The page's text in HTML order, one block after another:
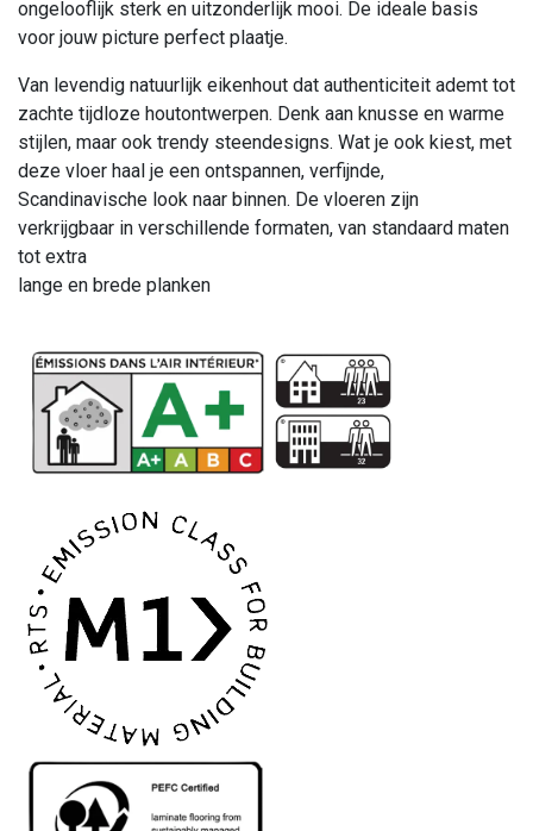
ongelooflijk sterk en uitzonderlijk mooi. De ideale basis
voor jouw picture perfect plaatje.
Van levendig natuurlijk eikenhout dat authenticiteit ademt tot
zachte tijdloze houtontwerpen. Denk aan knusse en warme
stijlen, maar ook trendy steendesigns. Wat je ook kiest, met
deze vloer haal je een ontspannen, verfijnde,
Scandinavische look naar binnen. De vloeren zijn
verkrijgbaar in verschillende formaten, van standaard maten
tot extra
lange en brede planken